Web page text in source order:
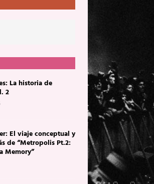
La historia de
2
El viaje conceptual y
de “Metropolis Pt.2:
Memory”